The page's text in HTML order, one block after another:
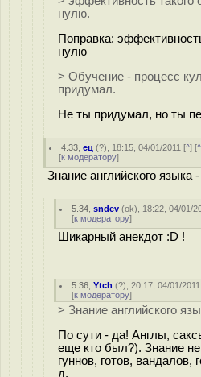
нулю.
Поправка:
нулю
> Обучение - процесс
придумал.
Не ты придумал, но ты
4.33 ,ец (?), 18:15, 04/01/2011 [^] [
[к модератору]
Знание английского языка
5.34 ,sndev (ok), 18:22, 04/01/
[к модератору]
Шикарный анекдот :D !
5.36 ,Ytch (?), 20:17, 04/01/
[к модератору]
> Знание английского
По сути - да! Англы,
еще кто был?). Знание
гуннов, готов, вандалов,
д.